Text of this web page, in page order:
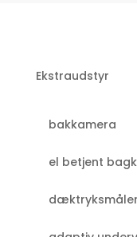
Ekstraudstyr
bakkamera
el betjent
dæktryksmåler